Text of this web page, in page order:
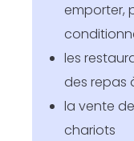
emporter,
les
des repas
la vente
chariots